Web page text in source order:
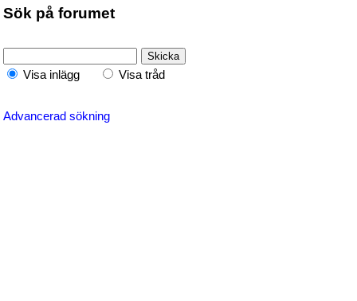
Sök på forumet
Visa inlägg Visa tråd
Advancerad sökning